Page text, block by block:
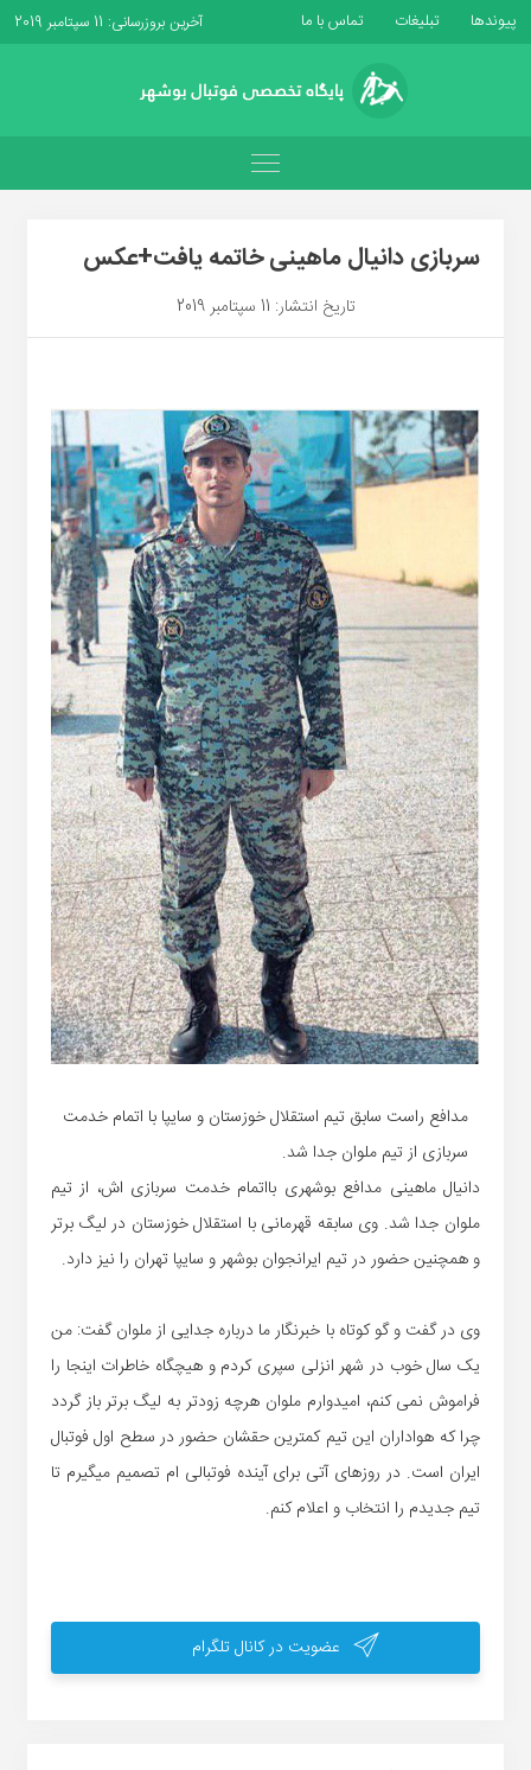
پیوندها تبلیغات تماس با ما آخرین بروزرسانی: 11 سپتامبر 2019
سربازی دانیال ماهینی خاتمه یافت+عکس
تاریخ انتشار: 11 سپتامبر 2019
مدافع راست سابق تیم استقلال خوزستان و سایپا با اتمام خدمت
سربازی از تیم ملوان جدا شد.
دانیال ماهینی مدافع بوشهری بااتمام خدمت سربازی اش، از تیم
ملوان جدا شد. وی سابقه قهرمانی با استقلال خوزستان در لیگ برتر
و همچنین حضور در تیم ایرانجوان بوشهر و سایپا تهران را نیز دارد.
وی در گفت و گو کوتاه با خبرنگار ما درباره جدایی از ملوان گفت: من
یک سال خوب در شهر انزلی سپری کردم و هیچگاه خاطرات اینجا را
فراموش نمی کنم، امیدوارم ملوان هرچه زودتر به لیگ برتر باز گردد
چرا که هواداران این تیم کمترین حقشان حضور در سطح اول فوتبال
ایران است. در روزهای آتی برای آینده فوتبالی ام تصمیم میگیرم تا
تیم جدیدم را انتخاب و اعلام کنم.
عضویت در کانال تلگرام